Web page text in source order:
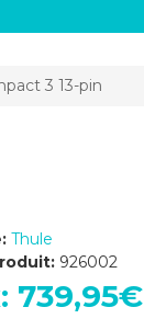
3 13-pin
Thule
926002
739,95‎€